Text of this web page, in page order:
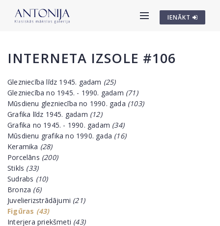
IENĀKT
INTERNETA IZSOLE #106
Glezniecība līdz 1945. gadam (25)
Glezniecība no 1945. - 1990. gadam (71)
Mūsdienu glezniecība no 1990. gada (103)
Grafika līdz 1945. gadam (12)
Grafika no 1945. - 1990. gadam (34)
Mūsdienu grafika no 1990. gada (16)
Keramika (28)
Porcelāns (200)
Stikls (33)
Sudrabs (10)
Bronza (6)
Juvelierizstrādājumi (21)
Figūras (43)
Interjera priekšmeti (43)